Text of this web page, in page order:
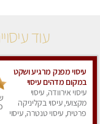
עוד
עיסוי מפנק מרגיע ושקט
במקום מדהים עיסוי
מושקע מאוד
עיסוי אירוודה, עיסוי
מקצועי, עיסוי בקליניקה
פרטית, עיסוי טנטרה, עיסוי